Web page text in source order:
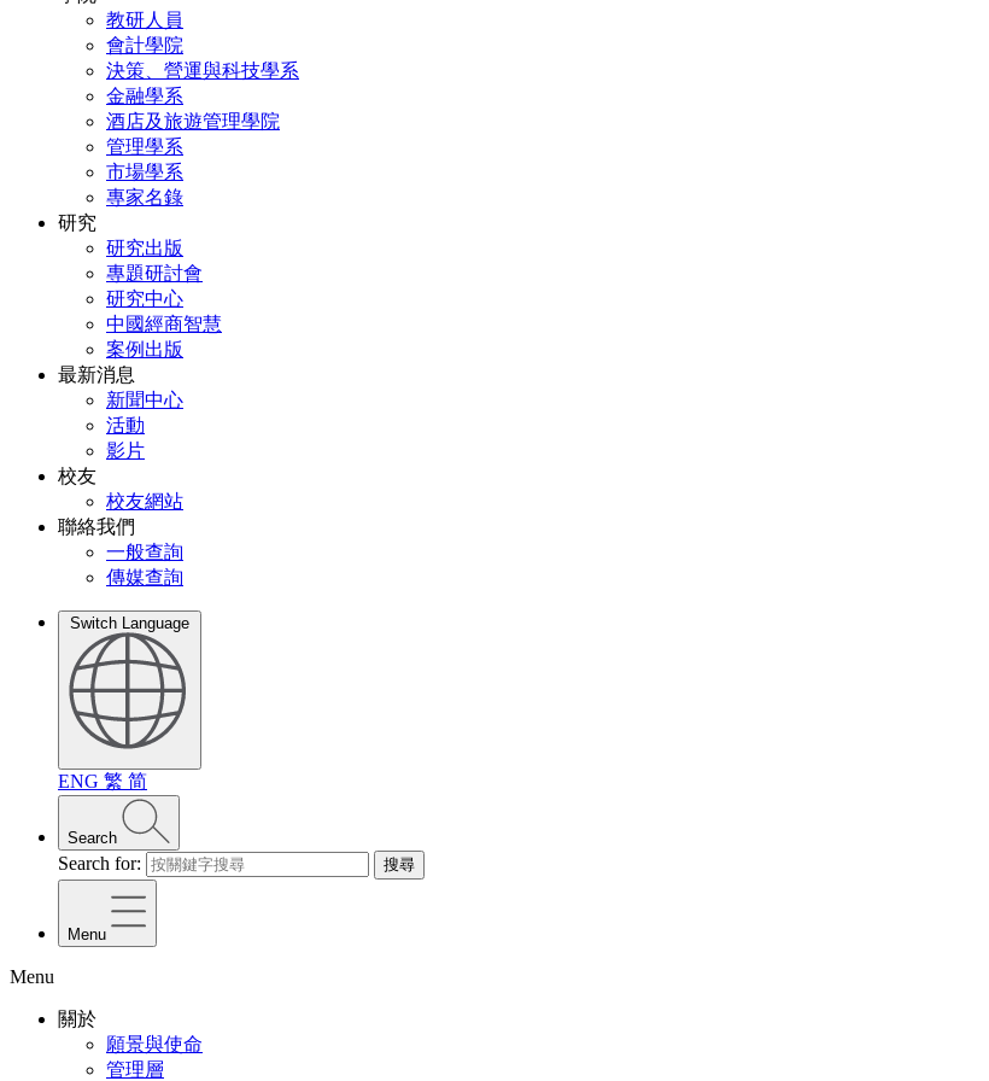
教研人員
會計學院
決策、營運與科技學系
金融學系
酒店及旅遊管理學院
管理學系
市場學系
專家名錄
研究
研究出版
專題研討會
研究中心
中國經商智慧
案例出版
最新消息
新聞中心
活動
影片
校友
校友網站
聯絡我們
一般查詢
傳媒查詢
Switch Language
ENG 繁 简
Search
Search for: 搜尋
Menu
Menu
關於
願景與使命
管理層